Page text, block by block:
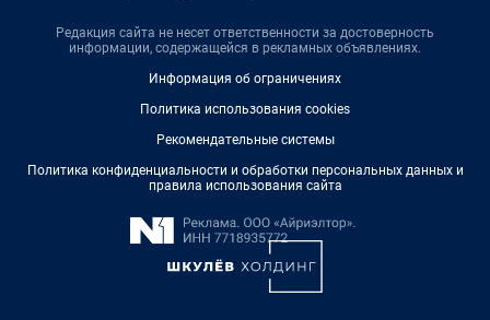
Редакция сайта не несет ответственности за достоверность
информации, содержащейся в рекламных объявлениях.
Информация об ограничениях
Политика использования cookies
Рекомендательные системы
Политика конфиденциальности и обработки персональных данных и
правила использования сайта